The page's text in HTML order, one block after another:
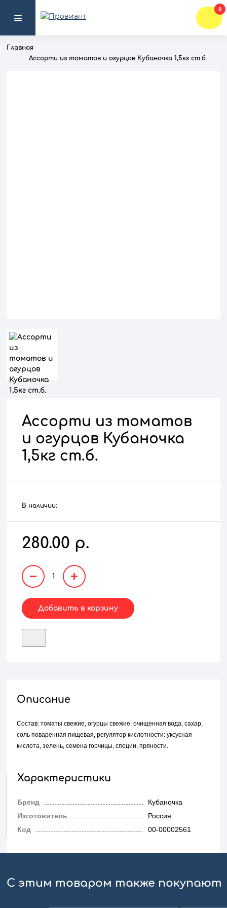
0
Главная
Ассорти из томатов и огурцов Кубаночка 1,5кг ст.б.
Ассорти из томатов
и огурцов Кубаночка
1,5кг ст.б.
В наличии:
280.00 р.
1
Добавить в корзину
Описание
Состав: томаты свежие, огурцы свежие, очищенная вода, сахар,
соль поваренная пищевая, регулятор кислотности: уксусная
кислота, зелень, семена горчицы, специи, пряности.
Характеристики
Бренд
Кубаночка
Изготовитель
Россия
Код
00-00002561
С этим товаром также покупают